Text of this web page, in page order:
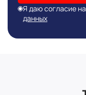
Я даю согласие на
данных